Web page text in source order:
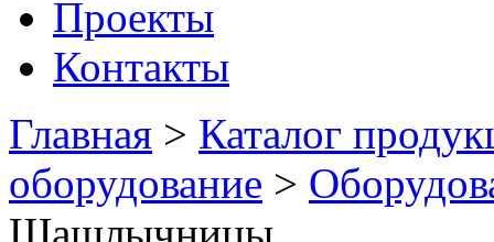
Проекты
Контакты
Главная > Каталог
оборудование >